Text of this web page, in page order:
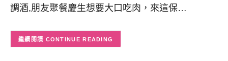
調酒,朋友聚餐慶生想要大口吃肉，來這保…
CONTINUE READING